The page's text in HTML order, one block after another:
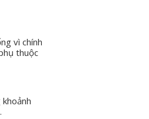
vì chính
thuộc